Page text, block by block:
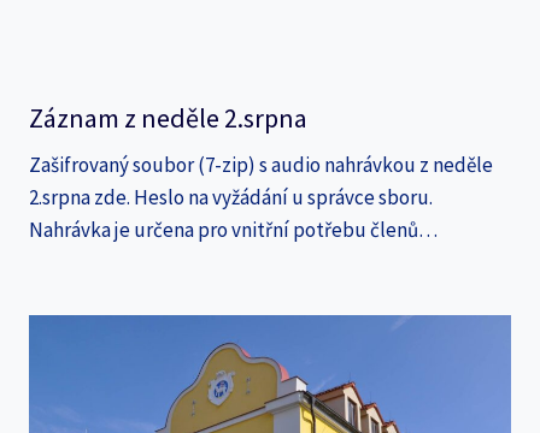
Záznam z neděle 2.srpna
Zašifrovaný soubor (7-zip) s audio nahrávkou z neděle
2.srpna zde. Heslo na vyžádání u správce sboru.
Nahrávka je určena pro vnitřní potřebu členů…